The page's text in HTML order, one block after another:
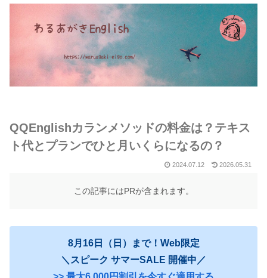
QQEnglishカランメソッドの料金は？テキス
ト代とプランでひと月いくらになるの？
2024.07.12 2026.05.31
この記事にはPRが含まれます。
8月16日（日）まで！Web限定
＼スピーク サマーSALE 開催中／